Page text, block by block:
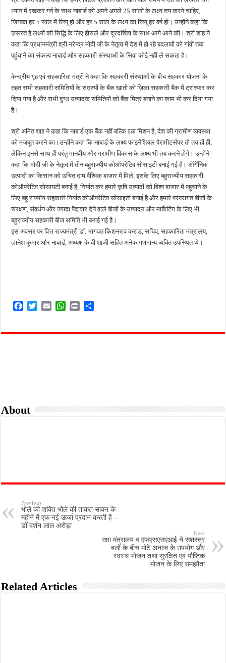
ध्यान में रखकर गर्व के साथ नाबार्ड को अपने अगले 25 सालों के लक्ष्य तय करने चाहिएं,
जिनका हर 5 साल में रिव्यू हो और हर 5 साल के लक्ष्य का रिव्यू हर वर्ष हो। उन्होंने कहा कि
ज़रूरत है लक्ष्यों की सिद्धि के लिए हौसले और दूरदर्शिता के साथ आगे आने की। श्री शाह ने
कहा कि प्रधानमंत्री श्री नरेन्द्र मोदी जी के नेतृत्व में देश में हो रहे बदलावों को गांवों तक
पहुंचाने का संकल्प नाबार्ड और सहकारी संस्थाओं के सिवा कोई नहीं ले सकता है।
केन्द्रीय गृह एवं सहकारिता मंत्री ने कहा कि सहकारी संस्थाओं के बीच सहकार योजना के
तहत सभी सहकारी समितियों के सदस्यों के बैंक खातों को ज़िला सहकारी बैंक में ट्रांस्फर कर
दिया गया है और सभी दुग्ध उत्पादक समितियों को बैंक मित्र बनाने का काम भी कर दिया गया
है।
श्री अमित शाह ने कहा कि नाबार्ड एक बैंक नहीं बल्कि एक मिशन है, देश की ग्रामीण व्यवस्था
को मजबूत करने का।उन्होंने कहा कि नाबार्ड के लक्ष्य फाइनेंशियल पैरामीटर्सपर तो तय हों ही,
लेकिन इनसे साथ ही परंतु मानवीय और ग्रामीण विकास के लक्ष्य भी तय करने होंगे। उन्होंने
कहा कि मोदी जी के नेतृत्व में तीन बहुराज्यीय कोऑपरेटिव सोसाइटी बनाई गई हैं। ऑर्गेनिक
उत्पादों का किसान को उचित दाम वैश्विक बाजार में मिले, इसके लिए बहुराज्यीय सहकारी
कोऑपरेटिव सोसायटी बनाई है, निर्यात कर हमारे कृषि उत्पादों को विश्व बाजार में पहुंचाने के
लिए बहु राज्यीय सहकारी निर्यात कोऑपरेटिव सोसाइटी बनाई है और हमारे परंपरागत बीजों के
संरक्षण, संवर्धन और ज्यादा पैदावार देने वाले बीजों के उत्पादन और मार्केटिंग के लिए भी
बहुराज्यीय सहकारी बीज समिति भी बनाई गई है।
इस अवसर पर वित्त राज्यमंत्री डॉ. भागवत किशनराव कराड, सचिव, सहकारिता मंत्रालय,
ज्ञानेश कुमार और नाबार्ड, अध्यक्ष के वी शाजी सहित अनेक गणमान्य व्यक्ति उपस्थित थे।
e
t
i
W
t
n
r
About
Previous
भोले की शक्ति भोले की ताकत सावन के
महीने में एक नई ऊर्जा प्रदान करती है –
डॉ दर्शन लाल अरोड़ा
Next
रक्षा मंत्रालय व एफएसएसएआई ने सशस्त्र
बलों के बीच मोटे अनाज के उपयोग और
स्वस्थ भोजन तथा सुरक्षित एवं पौष्टिक
भोजन के लिए समझौता
Related Articles